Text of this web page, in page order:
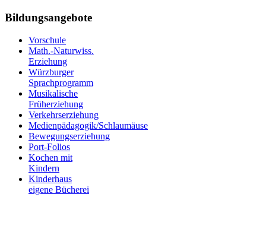
Bildungsangebote
Vorschule
Math.-Naturwiss.
Erziehung
Würzburger
Sprachprogramm
Musikalische
Früherziehung
Verkehrserziehung
Medienpädagogik/Schlaumäuse
Bewegungserziehung
Port-Folios
Kochen mit
Kindern
Kinderhaus
eigene Bücherei